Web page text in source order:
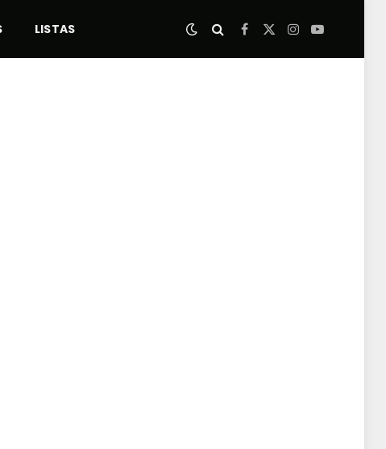
LISTAS Facebook
X
Instagram
YouTube